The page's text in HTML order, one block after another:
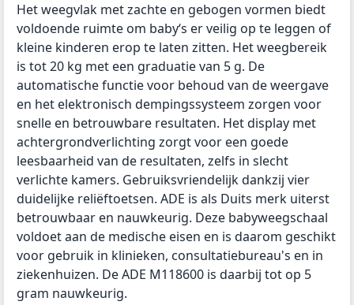
Het weegvlak met zachte en gebogen vormen biedt
voldoende ruimte om baby‘s er veilig op te leggen of
kleine kinderen erop te laten zitten. Het weegbereik
is tot 20 kg met een graduatie van 5 g. De
automatische functie voor behoud van de weergave
en het elektronisch dempingssysteem zorgen voor
snelle en betrouwbare resultaten. Het display met
achtergrondverlichting zorgt voor een goede
leesbaarheid van de resultaten, zelfs in slecht
verlichte kamers. Gebruiksvriendelijk dankzij vier
duidelijke reliëftoetsen. ADE is als Duits merk uiterst
betrouwbaar en nauwkeurig. Deze babyweegschaal
voldoet aan de medische eisen en is daarom geschikt
voor gebruik in klinieken, consultatiebureau's en in
ziekenhuizen. De ADE M118600 is daarbij tot op 5
gram nauwkeurig.